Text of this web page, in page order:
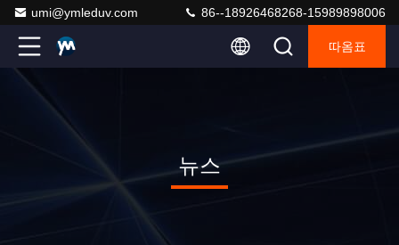
umi@ymleduv.com 86--18926468268-15989898006
따옴표
뉴스